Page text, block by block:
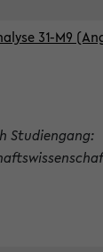
31-M9
Studiengang: